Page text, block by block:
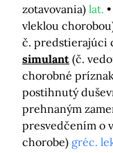
zotavovania) lat.
vleklou
č. predstierajúci
simulant (č.
chorobné
postihnutý
prehnaným
presvedčením o
chorobe) gréc.